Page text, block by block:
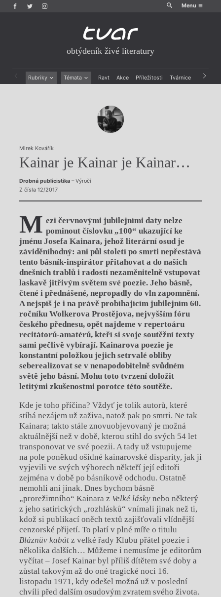
Menu
obtýdeník živé literatury
Rubriky Témata Ravt Akce Příležitosti Tvárnice Archiv
Mirek Kovářík
Kainar je Kainar je Kainar…
Drobná publicistika– Výročí
Z čísla 12/2017
M ezi červnovými jubilejními daty nelze
pominout číslovku „100“ ukazující ke
jménu Josefa Kainara, jehož literární osud je
záviděníhodný: ani půl století po smrti nepřestává
tento básník-inspirátor přitahovat a do našich
dnešních trablů i radostí nezaměnitelně vstupovat
laskavě jitřivým světem své poezie. Jeho básně,
čtené i přednášené, nepropadly do vln zapomnění.
A nejspíš je i na právě probíhajícím jubilejním 60.
ročníku Wolkerova Prostějova, nejvyšším fóru
českého přednesu, opět najdeme v repertoáru
recitátorů-amatérů, kteří si svoje soutěžní texty
sami pečlivě vybírají. Kainarova poezie je
konstantní položkou jejich setrvalé obliby
seberealizovat se v nenapodobitelně svůdném
světě jeho básní. Mohu toto tvrzení doložit
letitými zkušenostmi porotce této soutěže.
Kde je toho příčina? Vždyť je tolik autorů, které
stíhá nezájem už zaživa, natož pak po smrti. Ne tak
Kainara; takto stále znovuobjevovaný je možná
aktuálnější než v době, kterou stihl do svých 54 let
transponovat ve své poezii. A tady už vstupujeme
na pole poněkud ošidné kainarovské disparity, jak ji
vyjevili ve svých výborech někteří její editoři
zejména v době po básníkově odchodu. Ostatně
nemohli ani jinak. Dnes bychom básně
„prorežimního“ Kainara z Velké láskynebo některý
z jeho satirických „rozhlásků“ vnímali jinak než ti,
kdož si publikací oněch textů zajišťovali vlídnější
cenzorské přijetí. To platí v plné míře o titulu
Bláznův kabát z velké řady Klubu přátel poezie i
několika dalších… Můžeme i nemusíme je editorům
vyčítat – Josef Kainar byl příliš dítětem své doby a
zůstal takovým až do oné tragické noci 16.
listopadu 1971, kdy odešel možná už v poslední
chvíli před dalším osudovým zvratem svého života.